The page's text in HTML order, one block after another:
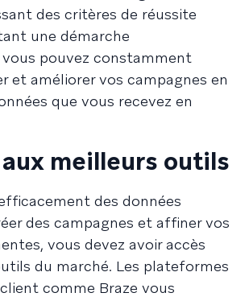
des critères de réussite
une démarche
pouvez constamment
et améliorer vos campagnes en
que vous recevez en
meilleurs outils
des données
des campagnes et affiner vos
vous devez avoir accès
du marché. Les plateformes
comme Braze vous